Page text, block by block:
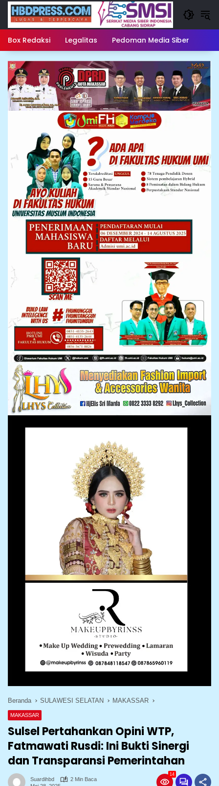
Langsung
konten
Box Redaksi Legalitas Pedoman Media Siber
Beranda SULAWESI SELATAN MAKASSAR
MAKASSAR
Sulsel Pertahankan Opini WTP,
Fatmawati Rusdi: Ini Bukti Sinergi
dan Transparansi Pemerintahan
Suardihbd
2 Min Baca
14